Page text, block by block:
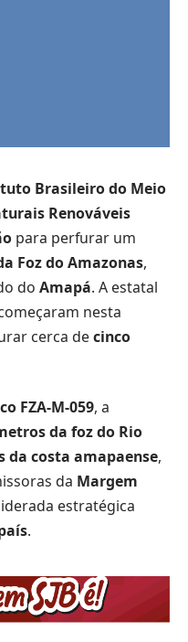
Brasileiro do Meio
Renováveis
para perfurar um
Foz do Amazonas,
do Amapá. A estatal
nesta
cerca decinco
FZA-M-059, a
da foz do Rio
da costa amapaense,
da Margem
estratégica
.